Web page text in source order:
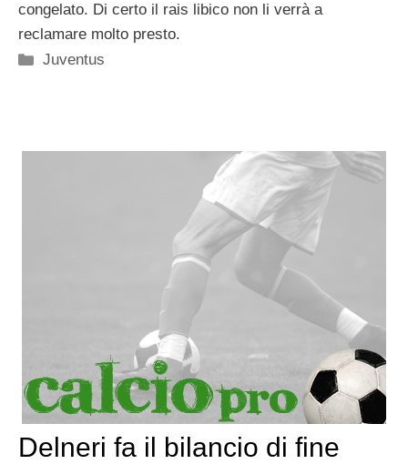
congelato. Di certo il rais libico non li verrà a
reclamare molto presto.
Categorie
Juventus
Delneri fa il bilancio di fine